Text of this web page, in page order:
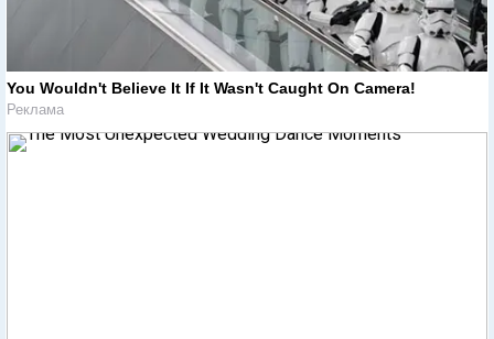
You Wouldn't Believe It If It Wasn't Caught On Camera!
Реклама